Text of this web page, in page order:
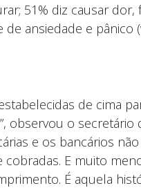
51% diz causar
de ansiedade e
de cima
observou o
e os bancários
cobradas. E muito
É aquela